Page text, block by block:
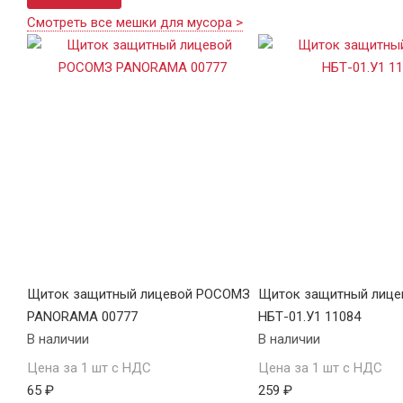
Смотреть все мешки для мусора >
Щиток защитный лицевой РОСОМЗ
PANORAMA 00777
В наличии
Цена за 1 шт с НДС
65 ₽
Щиток защитный
НБТ-01.У1 11084
В наличии
Цена за 1 шт с НДС
259 ₽